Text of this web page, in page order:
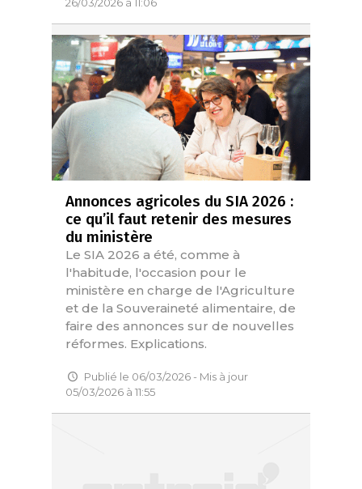
Annonces agricoles du SIA 2026 :
ce qu’il faut retenir des mesures
du ministère
Le SIA 2026 a été, comme à
l'habitude, l'occasion pour le
ministère en charge de l'Agriculture
et de la Souveraineté alimentaire, de
faire des annonces sur de nouvelles
réformes. Explications.
Publié le 06/03/2026 - Mis à jour
05/03/2026 à 11:55